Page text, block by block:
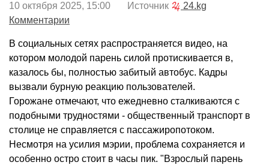
10 октября 2025, 15:00 Источник
24.kg
Комментарии
В социальных сетях распространяется видео, на
котором молодой парень силой протискивается в,
казалось бы, полностью забитый автобус. Кадры
вызвали бурную реакцию пользователей.
Горожане отмечают, что ежедневно сталкиваются с
подобными трудностями - общественный транспорт в
столице не справляется с пассажиропотоком.
Несмотря на усилия мэрии, проблема сохраняется и
особенно остро стоит в часы пик. "Взрослый парень